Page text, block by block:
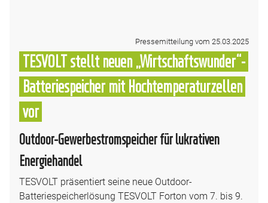
Pressemitteilung vom 25.03.2025
TESVOLT stellt neuen „Wirtschaftswunder“-
Batteriespeicher mit Hochtemperaturzellen
vor
Outdoor-Gewerbestromspeicher für lukrativen
Energiehandel
TESVOLT präsentiert seine neue Outdoor-
Batteriespeicherlösung TESVOLT Forton vom 7. bis 9.